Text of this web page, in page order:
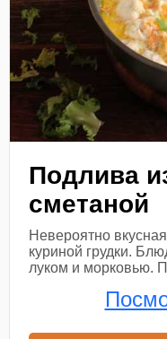
Подлива
сметаной
Невероятно
куриной грудки.
луком и морковью.